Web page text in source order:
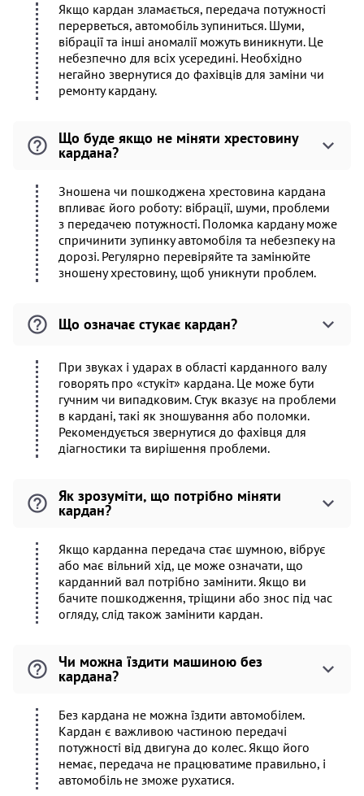
Якщо кардан зламається, передача потужності
перерветься, автомобіль зупиниться. Шуми,
вібрації та інші аномалії можуть виникнути. Це
небезпечно для всіх усередині. Необхідно
негайно звернутися до фахівців для заміни чи
ремонту кардану.
Що буде якщо не міняти хрестовину
кардана?
Зношена чи пошкоджена хрестовина кардана
впливає його роботу: вібрації, шуми, проблеми
з передачею потужності. Поломка кардану може
спричинити зупинку автомобіля та небезпеку на
дорозі. Регулярно перевіряйте та замінюйте
зношену хрестовину, щоб уникнути проблем.
Що означає стукає кардан?
При звуках і ударах в області карданного валу
говорять про «стукіт» кардана. Це може бути
гучним чи випадковим. Стук вказує на проблеми
в кардані, такі як зношування або поломки.
Рекомендується звернутися до фахівця для
діагностики та вирішення проблеми.
Як зрозуміти, що потрібно міняти
кардан?
Якщо карданна передача стає шумною, вібрує
або має вільний хід, це може означати, що
карданний вал потрібно замінити. Якщо ви
бачите пошкодження, тріщини або знос під час
огляду, слід також замінити кардан.
Чи можна їздити машиною без
кардана?
Без кардана не можна їздити автомобілем.
Кардан є важливою частиною передачі
потужності від двигуна до колес. Якщо його
немає, передача не працюватиме правильно, і
автомобіль не зможе рухатися.